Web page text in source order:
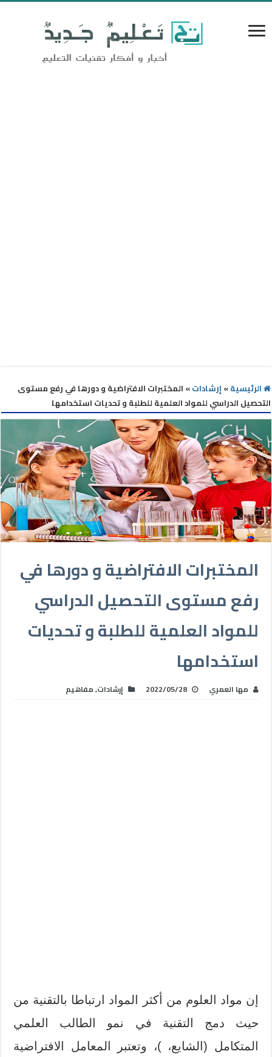
الرئيسية» إرشادات» المختبرات الافتراضية و دورها في رفع مستوى
التحصيل الدراسي للمواد العلمية للطلبة و تحديات استخدامها
المختبرات الافتراضية و دورها في
رفع مستوى التحصيل الدراسي
للمواد العلمية للطلبة و تحديات
استخدامها
مها العمري 2022/05/28 إرشادات,مفاهيم
إن مواد العلوم من أكثر المواد ارتباطا بالتقنية من
حيث دمج التقنية في نمو الطالب العلمي
المتكامل (الشايع، )، وتعتبر المعامل الافتراضية